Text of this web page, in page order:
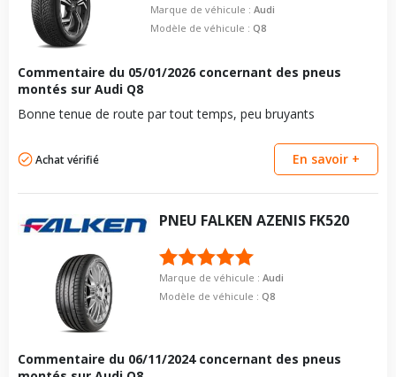
Marque de véhicule : Audi
Modèle de véhicule : Q8
Commentaire du 05/01/2026 concernant des pneus
montés sur Audi Q8
Bonne tenue de route par tout temps, peu bruyants
Achat vérifié En savoir +
PNEU FALKEN AZENIS FK520
Marque de véhicule : Audi
Modèle de véhicule : Q8
Commentaire du 06/11/2024concernant des pneus